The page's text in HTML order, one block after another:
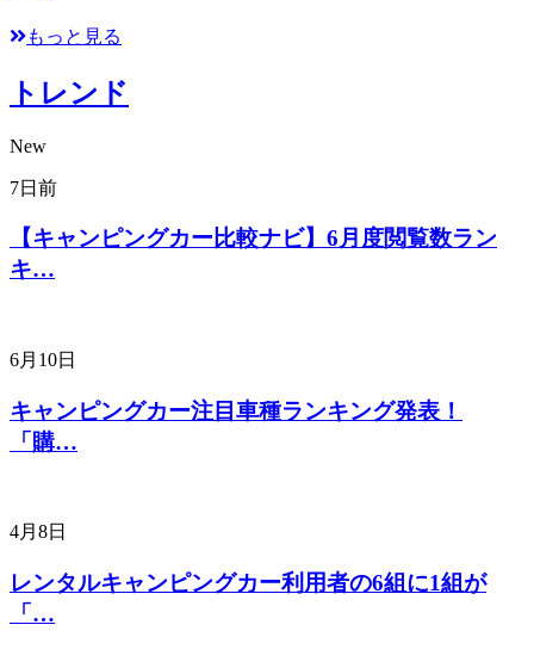
もっと見る
トレンド
New
7日前
【キャンピングカー比較ナビ】6月度閲覧数ラン
キ…
6月10日
キャンピングカー注目車種ランキング発表！
「購…
4月8日
レンタルキャンピングカー利用者の6組に1組が
「…